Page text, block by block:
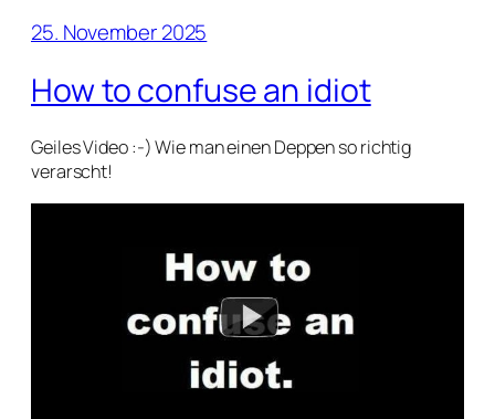
25. November 2025
How to confuse an idiot
Geiles Video :-) Wie man einen Deppen so richtig
verarscht!